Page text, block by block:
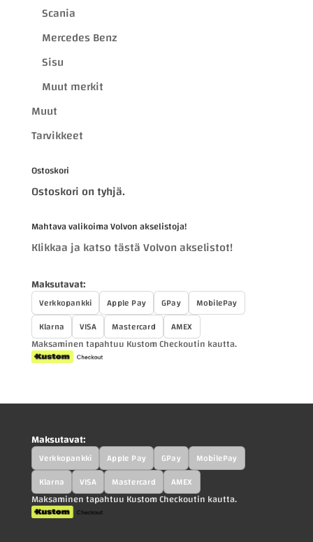
Scania
Mercedes Benz
Sisu
Muut merkit
Muut
Tarvikkeet
Ostoskori
Ostoskori on tyhjä.
Mahtava valikoima Volvon akselistoja!
Klikkaa ja katso tästä Volvon akselistot!
Maksutavat:
Verkkopankki Apple Pay GPay
MobilePay
Klarna
VISA Mastercard AMEX
Maksaminen tapahtuu Kustom Checkoutin kautta.
Maksutavat:
Verkkopankki Apple Pay GPay
MobilePay
Klarna
VISA Mastercard AMEX
Maksaminen tapahtuu Kustom Checkoutin kautta.